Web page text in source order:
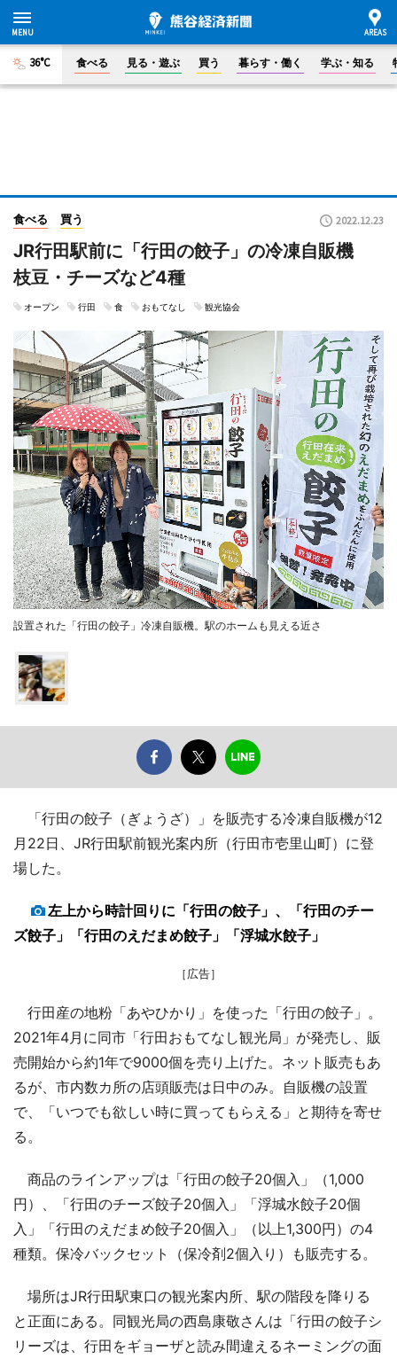
36°C 食べる 見る・遊ぶ 買う 暮らす・働く 学ぶ・知る
食べる 買う 2022.12.23
JR行田駅前に「行田の餃子」の冷凍自販機
枝豆・チーズなど4種
オープン 行田 食 おもてなし 観光協会
設置された「行田の餃子」冷凍自販機。駅のホームも見える近さ
「行田の餃子（ぎょうざ）」を販売する冷凍自販機が12
月22日、JR行田駅前観光案内所（行田市壱里山町）に登
場した。
左上から時計回りに「行田の餃子」、「行田のチー
ズ餃子」「行田のえだまめ餃子」「浮城水餃子」
［広告］
行田産の地粉「あやひかり」を使った「行田の餃子」。
2021年4月に同市「行田おもてなし観光局」が発売し、販
売開始から約1年で9000個を売り上げた。ネット販売もあ
るが、市内数カ所の店頭販売は日中のみ。自販機の設置
で、「いつでも欲しい時に買ってもらえる」と期待を寄せ
る。
商品のラインアップは「行田の餃子20個入」（1,000
円）、「行田のチーズ餃子20個入」「浮城水餃子20個
入」「行田のえだまめ餃子20個入」（以上1,300円）の4
種類。保冷バックセット（保冷剤2個入り）も販売する。
場所はJR行田駅東口の観光案内所、駅の階段を降りる
と正面にある。同観光局の西島康敬さんは「行田の餃子シ
リーズは、行田をギョーザと読み間違えるネーミングの面